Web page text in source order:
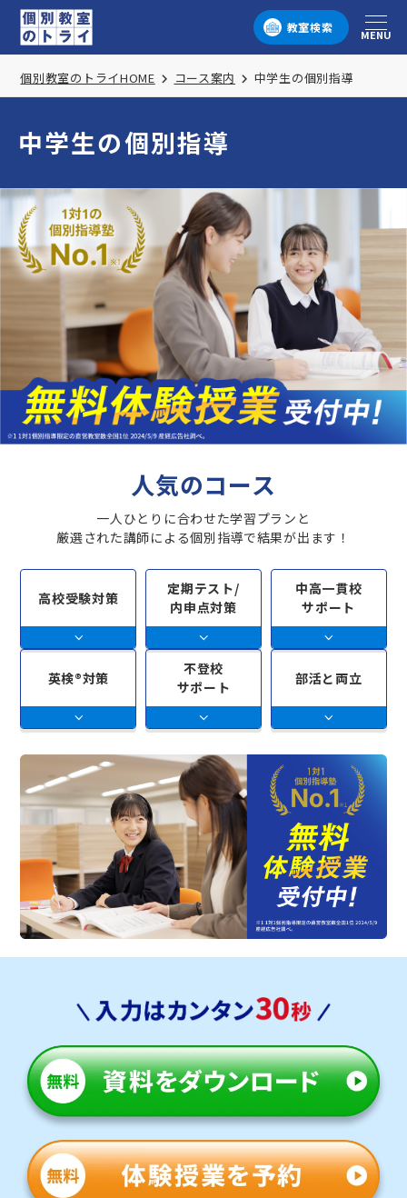
教室検索
メニュー
MENU
個別教室のトライHOME コース案内 中学生の個別指導
中学生の個別指導
人気のコース
一人ひとりに合わせた学習プランと
厳選された講師による個別指導で結果が出ます！
高校受験対策
定期テスト/
内申点対策
中高一貫校
サポート
英検®対策
不登校
サポート
部活と両立